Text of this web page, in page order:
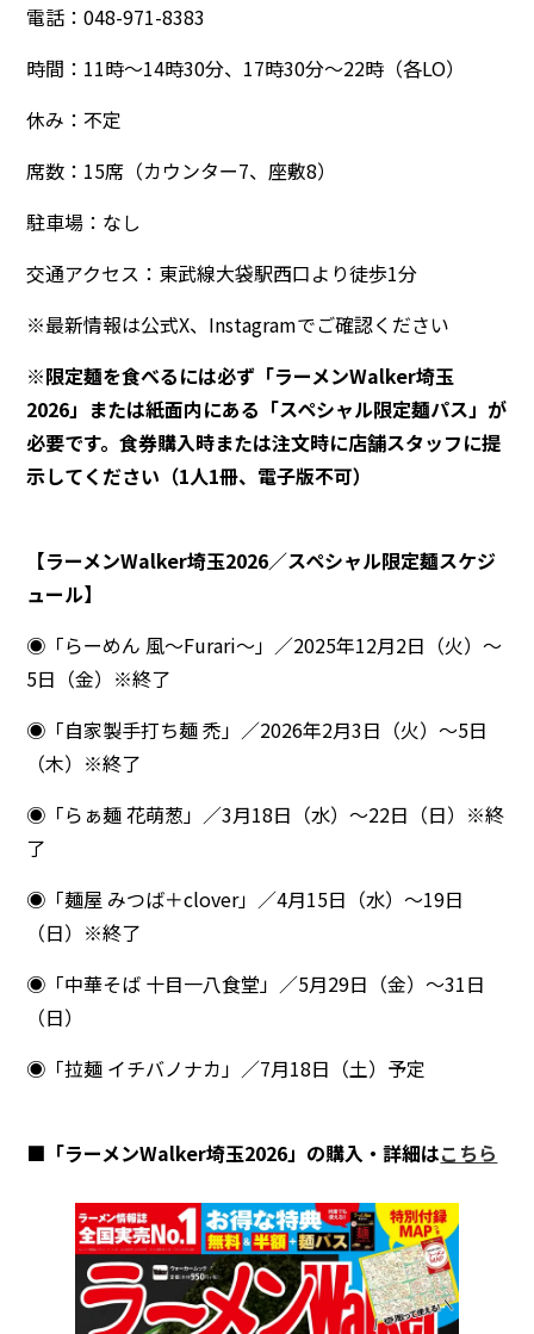
電話：048-971-8383
時間：11時～14時30分、17時30分～22時（各LO）
休み：不定
席数：15席（カウンター7、座敷8）
駐車場：なし
交通アクセス：東武線大袋駅西口より徒歩1分
※最新情報は公式X、Instagramでご確認ください
※限定麺を食べるには必ず「ラーメンWalker埼玉
2026」または紙面内にある「スペシャル限定麺パス」が
必要です。食券購入時または注文時に店舗スタッフに提
示してください（1人1冊、電子版不可）
【ラーメンWalker埼玉2026／スペシャル限定麺スケジ
ュール】
◉「らーめん 風～Furari～」／2025年12月2日（火）～
5日（金）※終了
◉「自家製手打ち麺 禿」／2026年2月3日（火）～5日
（木）※終了
◉「らぁ麺 花萌葱」／3月18日（水）～22日（日）※終
了
◉「麺屋 みつば＋clover」／4月15日（水）～19日
（日）※終了
◉「中華そば 十目一八食堂」／5月29日（金）～31日
（日）
◉「拉麺 イチバノナカ」／7月18日（土）予定
■「ラーメンWalker埼玉2026」の購入・詳細はこちら